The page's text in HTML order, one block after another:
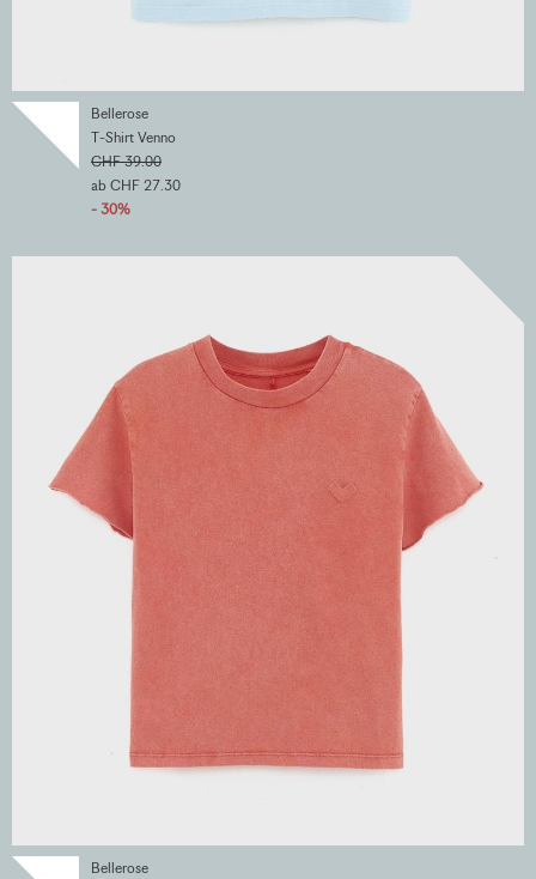
Bellerose
T-Shirt Venno
CHF 39.00
ab CHF 27.30
- 30%
Bellerose